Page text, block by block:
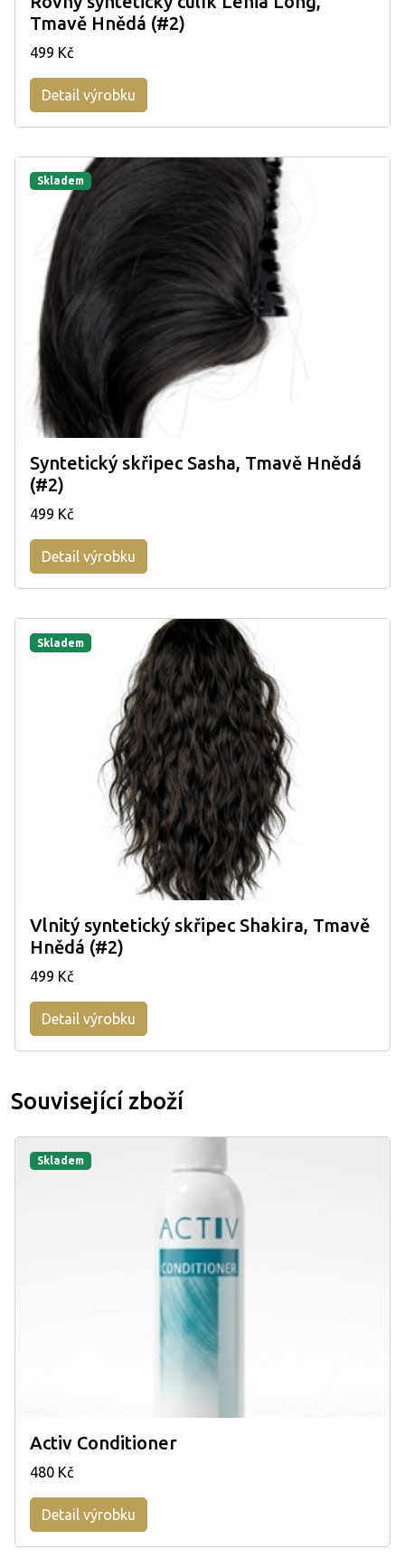
Tmavě Hnědá (#2)
499 Kč
Detail výrobku
Skladem
Syntetický skřipec Sasha, Tmavě Hnědá
(#2)
499 Kč
Detail výrobku
Skladem
Vlnitý syntetický skřipec Shakira, Tmavě
Hnědá (#2)
499 Kč
Detail výrobku
Související zboží
Skladem
Activ Conditioner
480 Kč
Detail výrobku